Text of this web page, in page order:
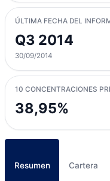
ÚLTIMA FECHA DEL
Q3 2014
30/09/2014
10 CONCENTRACIONES
38,95%
Resumen Cartera